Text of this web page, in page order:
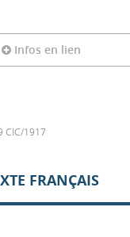
Infos en lien
CIC/1917
FRANÇAIS